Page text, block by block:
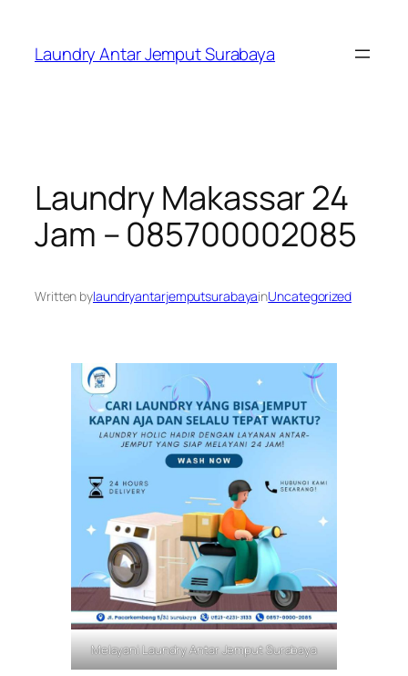
content
Laundry Antar Jemput Surabaya
Laundry Makassar 24
Jam – 085700002085
Written bylaundryantarjemputsurabayainUncategorized
Melayani Laundry Antar Jemput Surabaya